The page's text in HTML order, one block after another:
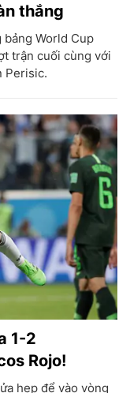
thắng
bảng World Cup
trận cuối cùng với
Perisic.
1-2
Rojo!
hẹp để vào vòng